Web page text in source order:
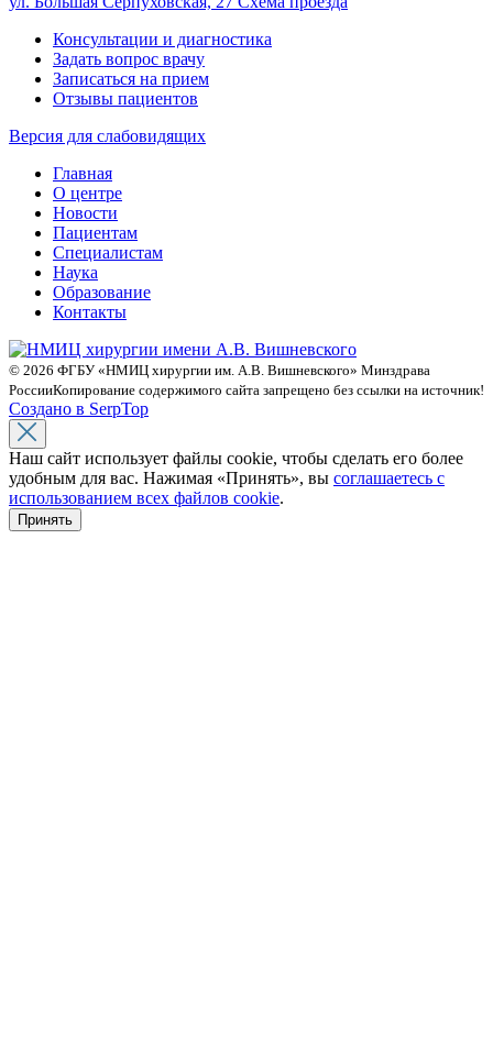
Консультации и диагностика
Задать вопрос врачу
Записаться на прием
Отзывы пациентов
Версия для слабовидящих
Главная
О центре
Новости
Пациентам
Специалистам
Наука
Образование
Контакты
© 2026 ФГБУ «НМИЦ хирургии им. А.В. Вишневского» Минздрава
РоссииКопирование содержимого сайта запрещено без ссылки на источник!
Создано в SerpTop
Наш сайт использует файлы cookie, чтобы сделать его более
удобным для вас. Нажимая «Принять», вы соглашаетесь с
использованием всех файлов cookie.
Принять